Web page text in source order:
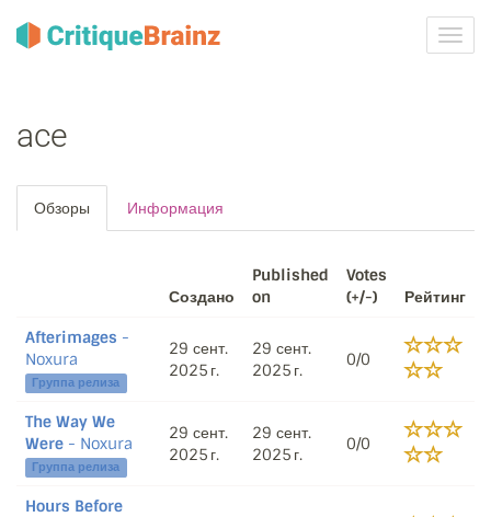
ace
Обзоры Информация
Создано
Published
on
Votes
(+/-)
Рейтинг
Afterimages -
Noxura
Группа релиза
29 сент.
2025 г.
29 сент.
2025 г.
0/0
The Way We
Were - Noxura
Группа релиза
29 сент.
2025 г.
29 сент.
2025 г.
0/0
Hours Before